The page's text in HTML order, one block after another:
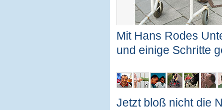
Mit Hans Rodes
und einige Schritte
Jetzt bloß nicht die